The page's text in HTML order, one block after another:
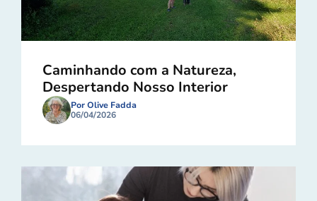
Caminhando com a Natureza,
Despertando Nosso Interior
Por Olive Fadda
06/04/2026